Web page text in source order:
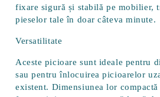
fixare sigură și stabilă pe mobilier,
pieselor tale în doar câteva minute.
Versatilitate
Aceste picioare sunt ideale pentru
sau pentru înlocuirea picioarelor
existent. Dimensiunea lor